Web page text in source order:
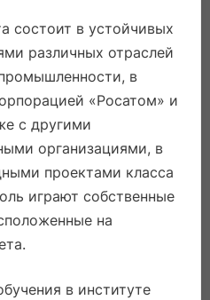
состоит в устойчивых
различных отраслей
в
«Росатом» и
с другими
организациями, в
проектами класса
играют собственные
на
в институте